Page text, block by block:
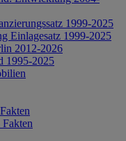
1999-2025
Einlagesatz 1999-2025
2012-2026
1995-2025